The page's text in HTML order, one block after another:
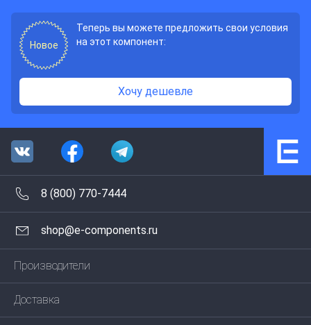
Новое
Теперь вы можете предложить свои условия
на этот компонент:
Хочу дешевле
8 (800) 770-7444
shop@e-components.ru
Производители
Доставка